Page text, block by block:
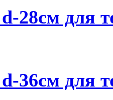
28см для
36см для